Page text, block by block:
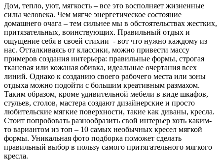
Дом, тепло, уют, мягкость – все это восполняет жизненные
силы человека. Чем мягче энергетическое состояние
домашнего очага – тем сильнее мы в обстоятельствах жестких,
притязательных, воинствующих. Правильный отдых и
ощущение себя в своей стихии - вот что нужно каждому из
нас. Отталкиваясь от классики, можно привести массу
примеров создания интерьера: правильные формы, строгая
тканевая или кожаная обивка, идеальные очертания всех
линий. Однако к созданию своего рабочего места или зоны
отдыха можно подойти с большим креативным размахом.
Таким образом, кроме удивительной мебели в виде шкафов,
стульев, столов, мастера создают дизайнерские и просто
любительские мягкие поверхности, такие как диваны, кресла.
Стоит попробовать разнообразить свой интерьер хоть каким-
то вариантом из топ – 10 самых необычных кресел мягкой
формы. Уникальная фото подборка поможет сделать
правильный выбор в пользу самого притягательного мягкого
кресла.